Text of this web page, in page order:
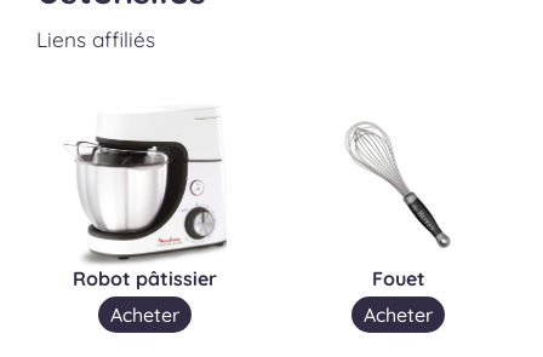
Liens affiliés
Robot pâtissier
Acheter
Fouet
Acheter